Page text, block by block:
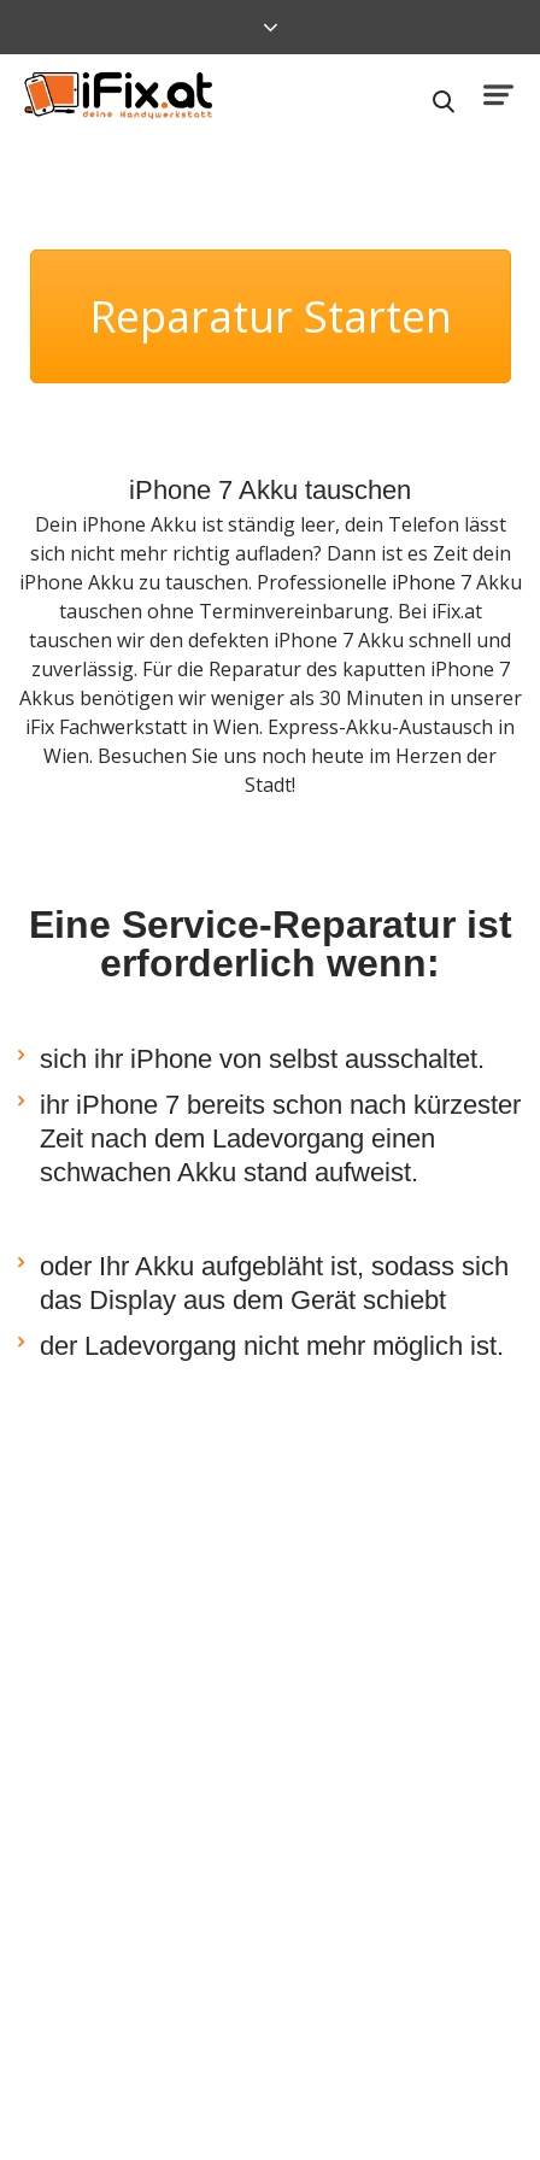
Reparatur Starten
iPhone 7 Akku tauschen
Dein iPhone Akku ist ständig leer, dein Telefon lässt
sich nicht mehr richtig aufladen? Dann ist es Zeit dein
iPhone Akku zu tauschen. Professionelle iPhone 7Akku
tauschen ohne Terminvereinbarung. Bei iFix.at
tauschen wir den defekten iPhone 7 Akku schnell und
zuverlässig. Für die Reparatur des kaputten iPhone 7
Akkus benötigen wir weniger als 30 Minuten in unserer
iFix Fachwerkstatt in Wien. Express-Akku-Austausch in
Wien. Besuchen Sie uns noch heute im Herzen der
Stadt!
Eine Service-Reparatur ist
erforderlich wenn:
sich ihr iPhone von selbst ausschaltet.
ihr iPhone 7 bereits schon nach kürzester
Zeit nach dem Ladevorgang einen
schwachen Akku stand aufweist.
oder Ihr Akku aufgebläht ist, sodass sich
das Display aus dem Gerät schiebt
der Ladevorgang nicht mehr möglich ist.